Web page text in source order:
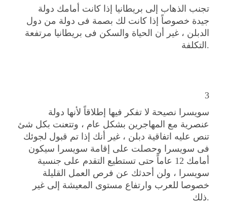
جيدة خصوصاً إذا كانت لك بصمة فى دولة من دول
الدبلن ، غير أن الحياة والسكن فى بريطانيا مرتفعة
التكلفة.
3
عنصرية مع المهاجرين بشكل عام ، وتتعنت بكل شئ
تنص عليه اتفاقية دبلن ، غير أنك إذا تم قبول لجوئك
فى سويسرا وحصلت على إقامة سويسرا سيكون
أمامك 12 عاماً حتى تستطيع التقدم على جنسية
سويسرا ، ولن أحدثك عن فرص العمل القليلة
خصوصا للعرب وارتفاع مستوى المعيشة إلى غير
ذلك.